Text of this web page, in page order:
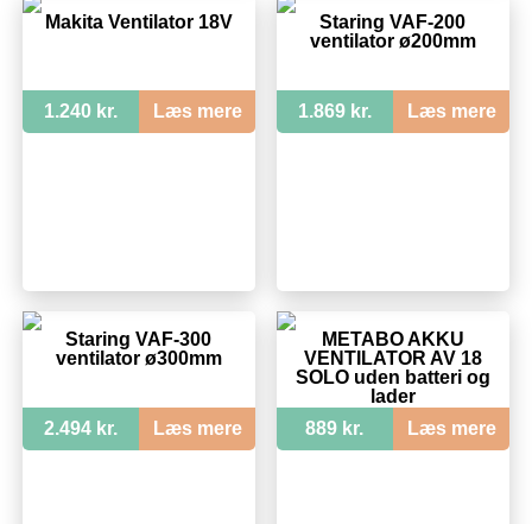
Makita Ventilator 18V
1.240 kr. Læs mere
Staring VAF-200
ventilator ø200mm
1.869 kr. Læs mere
Staring VAF-300
ventilator ø300mm
2.494 kr. Læs mere
METABO AKKU
VENTILATOR AV 18
SOLO uden batteri og
lader
889 kr.
Læs mere